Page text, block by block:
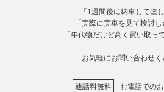
「1週間後に納車してほ
「実際に実車を見て検討し
「年代物だけど高く買い取っ
お気軽にお問い合わせく
通話料無料 お電話での